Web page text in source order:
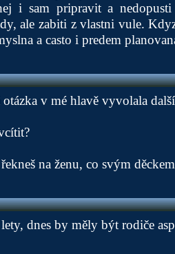
i sam pripravit a
ale zabiti z vlastni vule.
a casto i predem
v mé hlavě vyvolala
na ženu, co svým
dnes by měly být rodiče